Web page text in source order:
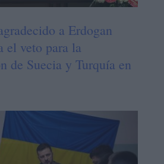
a Erdogan
el veto para la
de Suecia y Turquía en